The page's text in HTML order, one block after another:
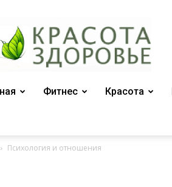
журнал
"Красота
и
Фитнес Красота
Психология и отношения